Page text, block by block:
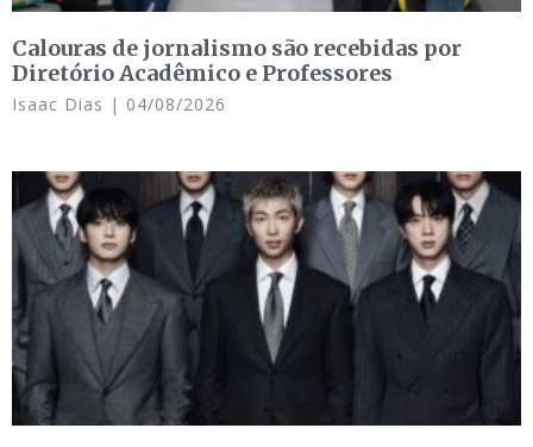
Calouras de jornalismo são recebidas por
Diretório Acadêmico e Professores
Isaac Dias 04/08/2026